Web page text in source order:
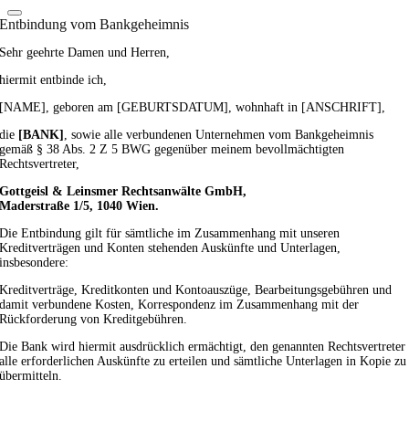
Entbindung vom Bankgeheimnis
Sehr geehrte Damen und Herren,
hiermit entbinde ich,
[NAME], geboren am [GEBURTSDATUM], wohnhaft in [ANSCHRIFT],
die [BANK] , sowie alle verbundenen Unternehmen vom Bankgeheimnis
gemäß § 38 Abs. 2 Z 5 BWG gegenüber meinem bevollmächtigten
Rechtsvertreter,
Gottgeisl & Leinsmer Rechtsanwälte GmbH,
Maderstraße 1/5, 1040 Wien.
Die Entbindung gilt für sämtliche im Zusammenhang mit unseren
Kreditverträgen und Konten stehenden Auskünfte und Unterlagen,
insbesondere:
Kreditverträge, Kreditkonten und Kontoauszüge, Bearbeitungsgebühren und
damit verbundene Kosten, Korrespondenz im Zusammenhang mit der
Rückforderung von Kreditgebühren.
Die Bank wird hiermit ausdrücklich ermächtigt, den genannten Rechtsvertreter
alle erforderlichen Auskünfte zu erteilen und sämtliche Unterlagen in Kopie zu
übermitteln.